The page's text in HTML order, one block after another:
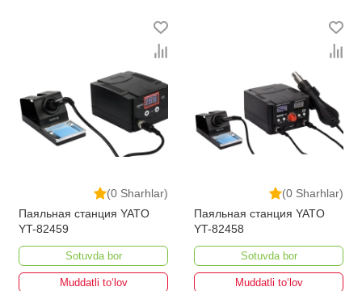
(0 Sharhlar)
Паяльная станция YATO
YT-82459
Sotuvda bor
Muddatli to‘lov
(0 Sharhlar)
Паяльная станция YATO
YT-82458
Sotuvda bor
Muddatli to‘lov